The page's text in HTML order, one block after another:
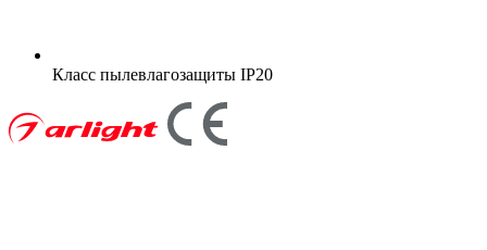
Класс пылевлагозащиты IP20